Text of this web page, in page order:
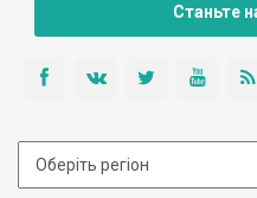
Станьте